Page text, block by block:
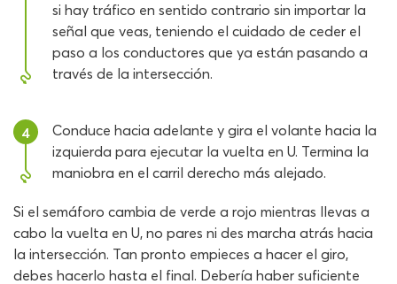
si hay tráfico en sentido contrario sin importar la
señal que veas, teniendo el cuidado de ceder el
paso a los conductores que ya están pasando a
través de la intersección.
4
Conduce hacia adelante y gira el volante hacia la
izquierda para ejecutar la vuelta en U. Termina la
maniobra en el carril derecho más alejado.
Si el semáforo cambia de verde a rojo mientras llevas a
cabo la vuelta en U, no pares ni des marcha atrás hacia
la intersección. Tan pronto empieces a hacer el giro,
debes hacerlo hasta el final. Debería haber suficiente